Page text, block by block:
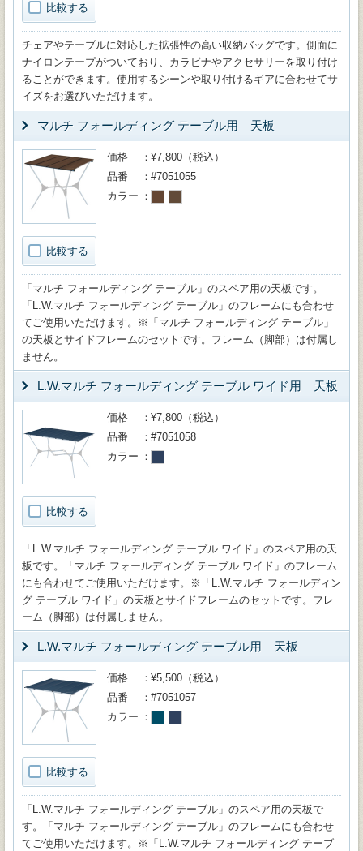
比較する
チェアやテーブルに対応した拡張性の高い収納バッグです。側面に
ナイロンテープがついており、カラビナやアクセサリーを取り付け
ることができます。使用するシーンや取り付けるギアに合わせてサ
イズをお選びいただけます。
マルチ フォールディング テーブル用 天板
比較する
価格
¥7,800（税込）
品番
#7051055
カラー
「マルチ フォールディング テーブル」のスペア用の天板です。
「L.W.マルチ フォールディング テーブル」のフレームにも合わせ
てご使用いただけます。※「マルチ フォールディング テーブル」
の天板とサイドフレームのセットです。フレーム（脚部）は付属し
ません。
L.W.マルチ フォールディング テーブル ワイド用 天板
比較する
価格
¥7,800（税込）
品番
#7051058
カラー
「L.W.マルチ フォールディング テーブル ワイド」のスペア用の天
板です。「マルチ フォールディング テーブル ワイド」のフレーム
にも合わせてご使用いただけます。※「L.W.マルチ フォールディン
グ テーブル ワイド」の天板とサイドフレームのセットです。フレ
ーム（脚部）は付属しません。
L.W.マルチ フォールディング テーブル用 天板
比較する
価格
¥5,500（税込）
品番
#7051057
カラー
「L.W.マルチ フォールディング テーブル」のスペア用の天板で
す。「マルチ フォールディング テーブル」のフレームにも合わせ
てご使用いただけます。※「L.W.マルチ フォールディング テーブ